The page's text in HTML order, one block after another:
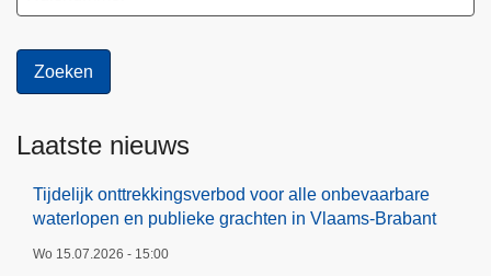
Laatste nieuws
Tijdelijk onttrekkingsverbod voor alle onbevaarbare
waterlopen en publieke grachten in Vlaams-Brabant
Wo 15.07.2026 - 15:00